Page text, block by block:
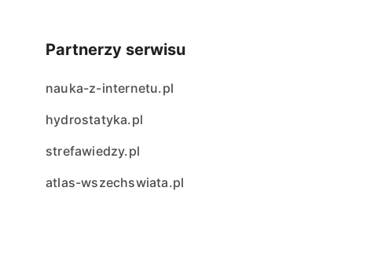
Partnerzy serwisu
nauka-z-internetu.pl
hydrostatyka.pl
strefawiedzy.pl
atlas-wszechswiata.pl